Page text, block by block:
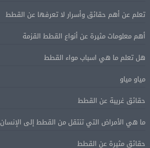
تعلم عن أهم حقائق وأسرار لا تعرفها عن القطط
أهم معلومات مثيرة عن أنواع القطط القزمة
هل تعلم ما هي اسباب مواء القطط
مياو مياو
حقائق غريبة عن القطط
ما هي الأمراض التي تنتقل من القطط إلى الإنسان
حقائق مثيرة عن القطط